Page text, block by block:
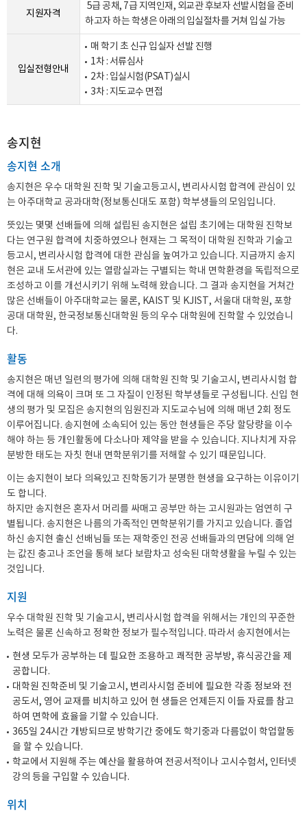
지원자격
5급 공채, 7급 지역인재, 외교관 후보자 선발시험을 준비
하고자 하는 학생은 아래의 입실절차를 거쳐 입실 가능
입실전형안내
매 학기 초 신규 입실자 선발 진행
1차 : 서류심사
2차 : 입실시험(PSAT)실시
3차 : 지도교수 면접
송지현
송지현 소개
송지현은 우수 대학원 진학 및 기술고등고시, 변리사시험 합격에 관심이 있
는 아주대학교 공과대학(정보통신대도 포함) 학부생들의 모임입니다.
뜻있는 몇몇 선배들에 의해 설립된 송지현은 설립 초기에는 대학원 진학보
다는 연구원 합격에 치중하였으나 현재는 그 목적이 대학원 진학과 기술고
등고시, 변리사시험 합격에 대한 관심을 높여가고 있습니다. 지금까지 송지
현은 교내 도서관에 있는 열람실과는 구별되는 학내 면학환경을 독립적으로
조성하고 이를 개선시키기 위해 노력해 왔습니다. 그 결과 송지현을 거쳐간
많은 선배들이 아주대학교는 물론, KAIST 및 KJIST, 서울대 대학원, 포항
공대 대학원, 한국정보통신대학원 등의 우수 대학원에 진학할 수 있었습니
다.
활동
송지현은 매년 일련의 평가에 의해 대학원 진학 및 기술고시, 변리사시험 합
격에 대해 의욕이 크며 또 그 자질이 인정된 학부생들로 구성됩니다. 신입 현
생의 평가 및 모집은 송지현의 임원진과 지도교수님에 의해 매년 2회 정도
이루어집니다. 송지현에 소속되어 있는 동안 현생들은 주당 할당량을 이수
해야 하는 등 개인활동에 다소나마 제약을 받을 수 있습니다. 지나치게 자유
분방한 태도는 자칫 현내 면학분위기를 저해할 수 있기 때문입니다.
이는 송지현이 보다 의욕있고 진학동기가 분명한 현생을 요구하는 이유이기
도 합니다.
하지만 송지현은 혼자서 머리를 싸매고 공부만 하는 고시원과는 엄연히 구
별됩니다. 송지현은 나름의 가족적인 면학분위기를 가지고 있습니다. 졸업
하신 송지현 출신 선배님들 또는 재학중인 전공 선배들과의 면담에 의해 얻
는 값진 충고나 조언을 통해 보다 보람차고 성숙된 대학생활을 누릴 수 있는
것입니다.
지원
우수 대학원 진학 및 기술고시, 변리사시험 합격을 위해서는 개인의 꾸준한
노력은 물론 신속하고 정확한 정보가 필수적입니다. 따라서 송지현에서는
현생 모두가 공부하는 데 필요한 조용하고 쾌적한 공부방, 휴식공간을 제
공합니다.
대학원 진학준비 및 기술고시, 변리사시험 준비에 필요한 각종 정보와 전
공도서, 영어 교재를 비치하고 있어 현 생들은 언제든지 이들 자료를 참고
하여 면학에 효율을 기할 수 있습니다.
365일 24시간 개방되므로 방학기간 중에도 학기중과 다름없이 학업할동
을 할 수 있습니다.
학교에서 지원해 주는 예산을 활용하여 전공서적이나 고시수험서, 인터넷
강의 등을 구입할 수 있습니다.
위치